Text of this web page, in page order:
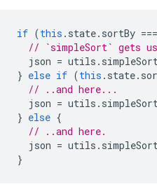
if (this . state. sortBy ===
// `simpleSort` gets
json = utils . simpleSort
} else if (this . state.
// ..and here...
json = utils . simpleSort
} else {
// ..and here.
json = utils . simpleSort
}